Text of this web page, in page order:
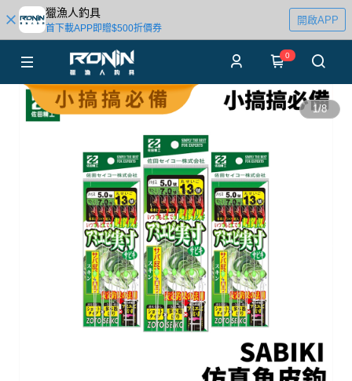
獵漁人釣具
首下載APP即贈$500折價券
開啟APP
0
1/8